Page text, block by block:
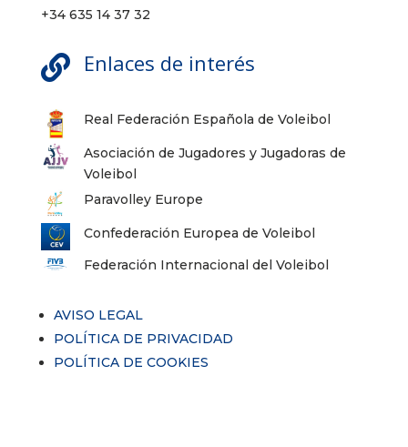
+34 635 14 37 32
 Enlaces de interés
Real Federación Española de Voleibol
Asociación de Jugadores y Jugadoras de
Voleibol
Paravolley Europe
Confederación Europea de Voleibol
Federación Internacional del Voleibol
AVISO LEGAL
POLÍTICA DE PRIVACIDAD
POLÍTICA DE COOKIES